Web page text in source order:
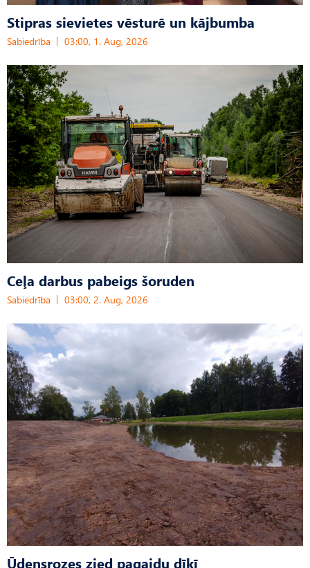
Stipras sievietes vēsturē un kājbumba
Sabiedrība 03:00, 1. Aug, 2026
Ceļa darbus pabeigs šoruden
Sabiedrība 03:00, 2. Aug, 2026
Ūdensrozes zied pagaidu dīķī